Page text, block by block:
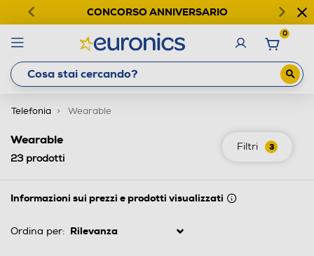
CONCORSO ANNIVERSARIO
0
Telefonia Wearable
Filtri 3
Wearable
23prodotti
Informazioni sui prezzi e prodotti visualizzati
Ordina per: